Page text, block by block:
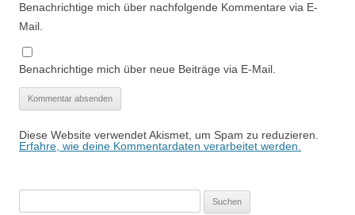
Benachrichtige mich über nachfolgende Kommentare via E-
Mail.
Benachrichtige mich über neue Beiträge via E-Mail.
Diese Website verwendet Akismet, um Spam zu reduzieren.
Erfahre, wie deine Kommentardaten verarbeitet werden.